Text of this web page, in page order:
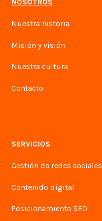
Nuestra historia
Misión y visión
Nuestra cultura
Contacto
SERVICIOS
Gestión de redes sociales
Contenido digital
Posicionamiento SEO